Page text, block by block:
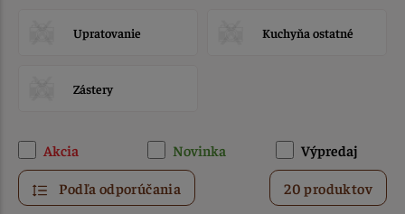
Upratovanie Kuchyňa ostatné
Zástery
Akcia Novinka Výpredaj
Podľa odporúčania 20 produktov